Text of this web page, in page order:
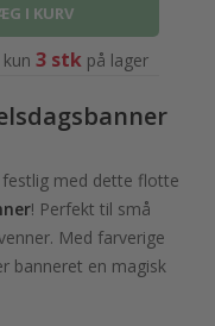
3 stkpå lager
med dette flotte
! Perfekt til små
Med farverige
banneret en magisk